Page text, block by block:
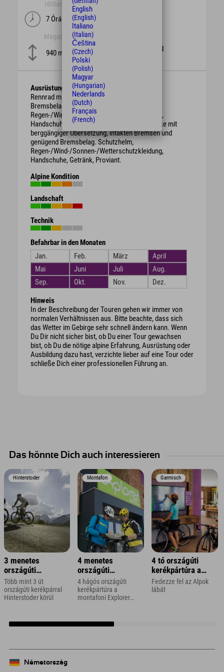
Időtartam
7 Órák
Magasság
940 m
schwierig
Ausrüstung
Rennrad mit intakten Bremsen und genügend
Bremsbelag. Schutzhelm,
Regen-/Wind-/Sonnen-/Wetterschutzkleidung,
Handschuhe, Getränk, ggf. Proviant. Gravelbike mit
berggängiger Übersetzung, intakten Bremsen und
genügend Bremsbelag. Schutzhelm,
Regen-/Wind-/Sonnen-/Wetterschutzkleidung,
Handschuhe, Getränk, Proviant.
Alpine Kondition
Landschaft
Technik
Befahrbar in den Monaten
Jan.
Feb. März
April
Mai
Juni Juli
Aug.
Sep.
Okt. Nov. Dez.
Hinweis
In der Beschreibung der Touren gehen wir immer von
normalen Verhältnissen aus. Bitte beachte, dass sich
das Wetter im Gebirge sehr schnell ändern kann. Wenn
Du Dir nicht sicher bist, ob Du einer Tour gewachsen
bist, ob Du die nötige alpine Erfahrung, Ausrüstung oder
Ausbildung dazu hast, verzichte lieber auf eine Tour oder
schließe Dich einer professionellen Führung an.
Das könnte Dich auch interessieren
Hinterstoder
3 menetes
országúti
kerékpártúra
Több mint 3 út
országúti kerékpárral
Hinterstoder körül
Montafon
4 menetes
országúti
kerékpártúra
Vorarlbergben
4 hágós országúti
kerékpártúra a
montafoni Explorer
Garmisch
4 tó országúti
kerékpártúra a
Zugspitze régióban
Fedezze fel az Alpok
lábát
Németország
English
(English)
Italiano
(Italian)
Čeština
(Czech)
Polski
(Polish)
Magyar
(Hungarian)
Nederlands
(Dutch)
Français
(French)